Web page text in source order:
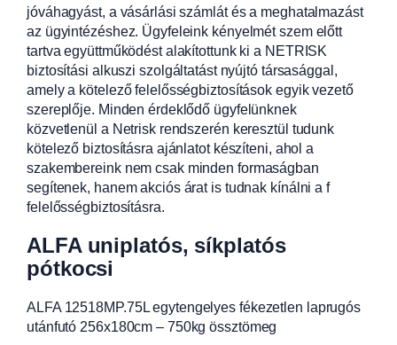
jóváhagyást, a vásárlási számlát és a meghatalmazást
az ügyintézéshez. Ügyfeleink kényelmét szem előtt
tartva együttműködést alakítottunk ki a NETRISK
biztosítási alkuszi szolgáltatást nyújtó társasággal,
amely a kötelező felelősségbiztosítások egyik vezető
szereplője. Minden érdeklődő ügyfelünknek
közvetlenül a Netrisk rendszerén keresztül tudunk
kötelező biztosításra ajánlatot készíteni, ahol a
szakembereink nem csak minden formaságban
segítenek, hanem akciós árat is tudnak kínálni a f
felelősségbiztosításra.
ALFA uniplatós, síkplatós
pótkocsi
ALFA 12518MP.75L egytengelyes fékezetlen laprugós
utánfutó 256x180cm – 750kg össztömeg